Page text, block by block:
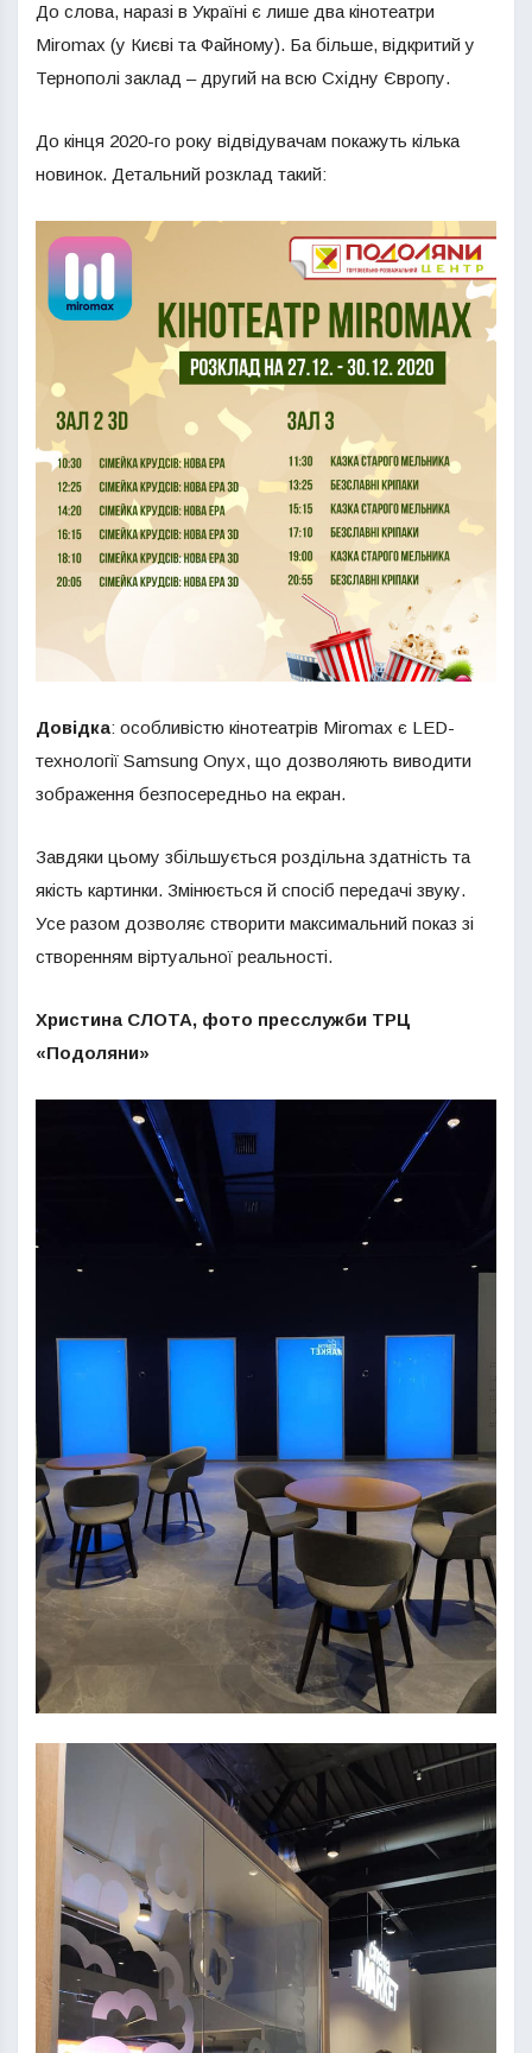
До слова, наразі в Україні є лише два кінотеатри
Miromax (у Києві та Файному). Ба більше, відкритий у
Тернополі заклад – другий на всю Східну Європу.
До кінця 2020-го року відвідувачам покажуть кілька
новинок. Детальний розклад такий:
Довідка: особливістю кінотеатрів Miromax є LED-
технології Samsung Onyx, що дозволяють виводити
зображення безпосередньо на екран.
Завдяки цьому збільшується роздільна здатність та
якість картинки. Змінюється й спосіб передачі звуку.
Усе разом дозволяє створити максимальний показ зі
створенням віртуальної реальності.
Христина СЛОТА, фото пресслужби ТРЦ
«Подоляни»